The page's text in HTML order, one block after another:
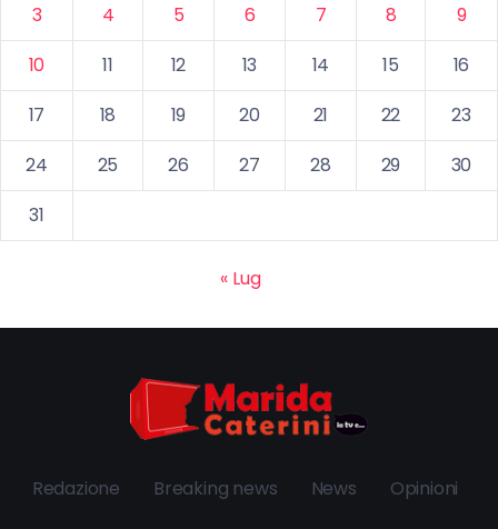
3
4 5 6 7 8
9
10
11 12 13 14 15
16
17
18 19 20 21 22
23
24
25 26 27 28 29
30
31
« Lug
Redazione Breaking news News Opinioni